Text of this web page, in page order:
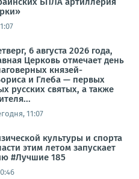
6 августа 2026 года,
Церковь отмечает день
князей-
и Глеба — первых
русских святых, а также
11:07
культуры и спорта
этим летом запускает
#Лучшие 185